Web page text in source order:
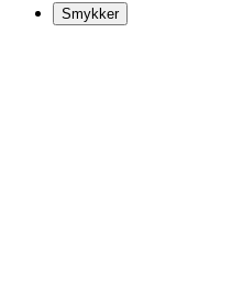
Smykker